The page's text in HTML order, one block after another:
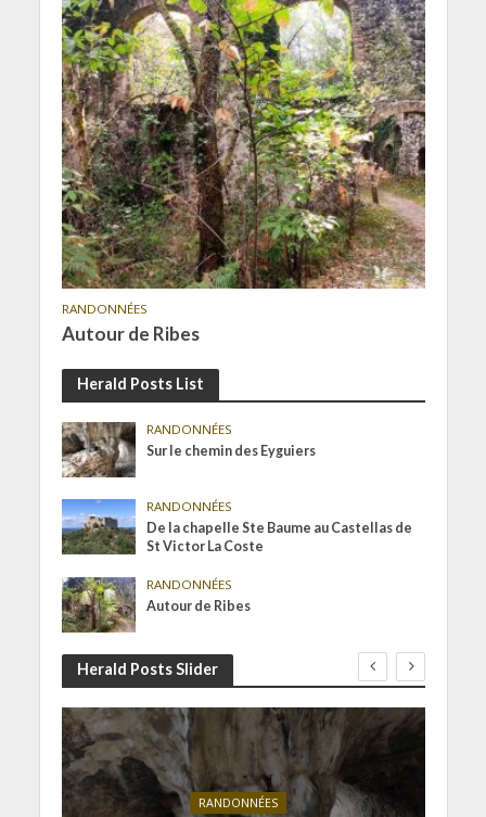
RANDONNÉES
Autour de Ribes
Herald Posts List
RANDONNÉES
Sur le chemin des Eyguiers
RANDONNÉES
De la chapelle Ste Baume au Castellas de
St Victor La Coste
RANDONNÉES
Autour de Ribes
Herald Posts Slider
RANDONNÉES